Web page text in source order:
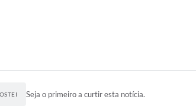
Seja o primeiro a curtir esta notícia.